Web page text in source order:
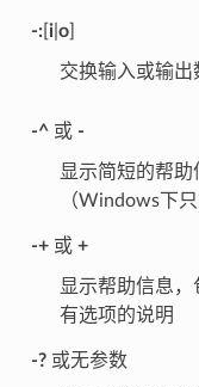
-:[ i| o]
交换输入或输出
-^或 -
显示简短的帮
（Windows下
-+或 +
显示帮助信息
有选项的说明
-?或无参数